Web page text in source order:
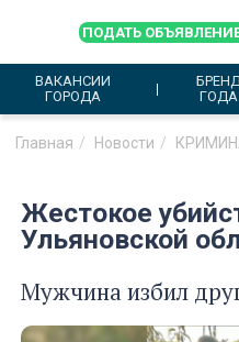
ПОДАТЬ
ВАКАНСИИ
ГОРОДА
ГОДА
Главная Новости
Жестокое
Ульяновской
Мужчина избил